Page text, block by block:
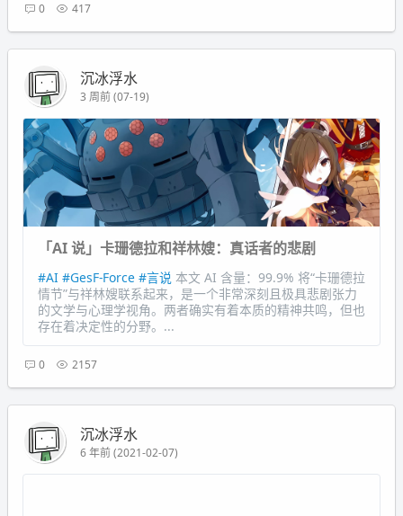
0 417
沉冰浮水
3 周前 (07-19)
「AI 说」卡珊德拉和祥林嫂：真话者的悲剧
#AI #GesF-Force #言说 本文 AI 含量：99.9% 将“卡珊德拉
情节”与祥林嫂联系起来，是一个非常深刻且极具悲剧张力
的文学与心理学视角。两者确实有着本质的精神共鸣，但也
存在着决定性的分野。...
0 2157
沉冰浮水
6 年前 (2021-02-07)